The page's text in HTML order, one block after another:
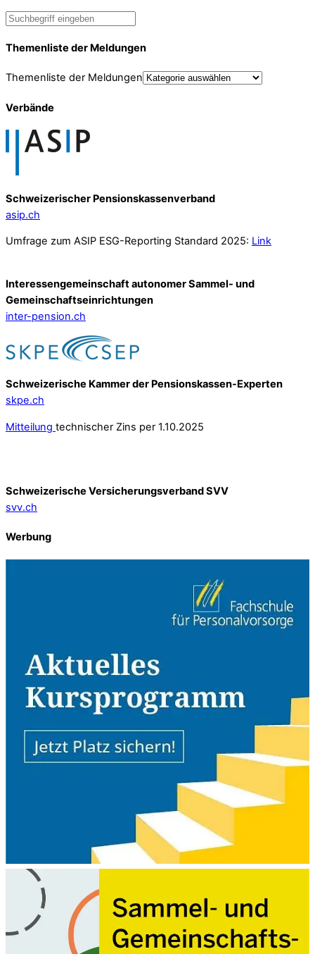
Themenliste der Meldungen
Themenliste der Meldungen
Verbände
Schweizerischer Pensionskassenverband
asip.ch
Umfrage zum ASIP ESG-Reporting Standard 2025: Link
Interessengemeinschaft autonomer Sammel- und
Gemeinschafts­einrichtungen
inter-pension.ch
Schweizerische Kammer der Pensionskassen-Experten
skpe.ch
Mitteilung technischer Zins per 1.10.2025
Schweizerische Versicherungsverband SVV
svv.ch
Werbung